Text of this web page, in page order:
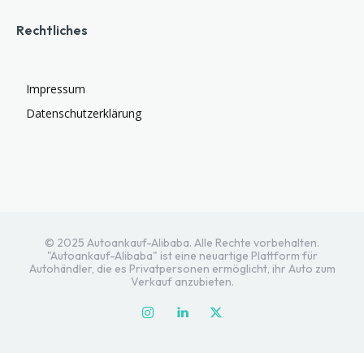
Rechtliches
Impressum
Datenschutzerklärung
© 2025 Autoankauf-Alibaba. Alle Rechte vorbehalten.
"Autoankauf-Alibaba" ist eine neuartige Plattform für
Autohändler, die es Privatpersonen ermöglicht, ihr Auto zum
Verkauf anzubieten.